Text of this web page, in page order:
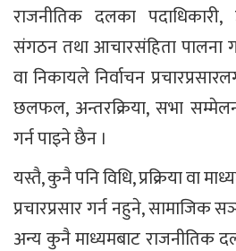
राजनीतिक दलका पदाधिकारी,
संगठन तथा आचारसंहिता पालना
वा निकायले निर्वाचन
छलफल, अन्तरक्रिया, सभा
गर्न पाइने छैन ।
यस्तै, कुनै पनि विधि, प्रक्रिया वा
प्रचारप्रसार गर्न नहुने, सामाजिक
अन्य कुनै माध्यमबाट राजनीतिक